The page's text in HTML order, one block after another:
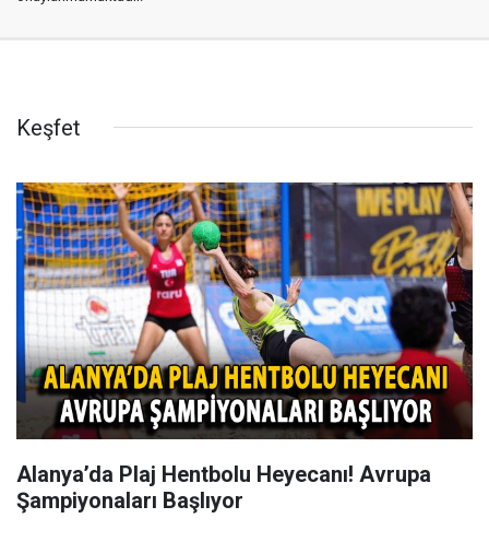
Keşfet
Alanya’da Plaj Hentbolu Heyecanı! Avrupa
Şampiyonaları Başlıyor